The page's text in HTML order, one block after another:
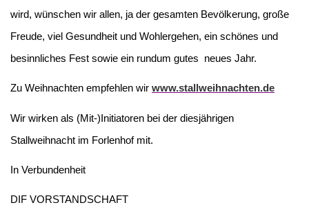
wird, wünschen wir allen, ja der gesamten Bevölkerung, große
Freude, viel Gesundheit und Wohlergehen, ein schönes und
besinnliches Fest sowie ein rundum gutes neues Jahr.
Zu Weihnachten empfehlen wir www.stallweihnachten.de
Wir wirken als (Mit-)Initiatoren bei der diesjährigen
Stallweihnacht im Forlenhof mit.
In Verbundenheit
DIF VORSTANDSCHAFT